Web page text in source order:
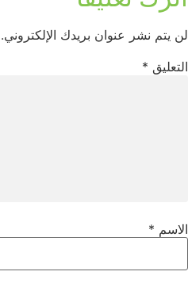
لن يتم نشر عنوان بريدك الإلكتروني.
التعليق *
الاسم *